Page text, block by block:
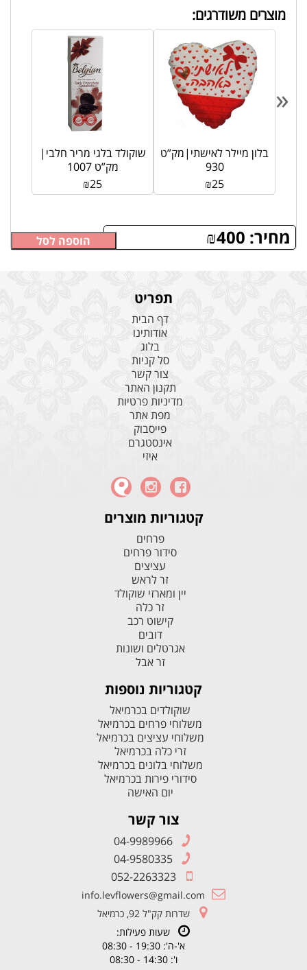
מחיר: ₪400 הוספה לסל
מוצרים משודרגים:
שוקולד בלגי מריר חלבי|
מק”ט 1007
₪25
בלון מיילר לאישתי|מק”ט
930
₪25
«
תפריט
דף הבית
אודותינו
בלוג
סל קניות
צור קשר
תקנון האתר
מדיניות פרטיות
מפת אתר
פייסבוק
אינסטגרם
איזי
קטגוריות מוצרים
פרחים
סידור פרחים
עציצים
זר לראש
יין ומארזי שוקולד
זר כלה
קישוט רכב
דובים
אגרטלים ושונות
זר אבל
קטגוריות נוספות
שוקולדים בכרמיאל
משלוחי פרחים בכרמיאל
משלוחי עציצים בכרמיאל
זרי כלה בכרמיאל
משלוחי בלונים בכרמיאל
סידורי פירות בכרמיאל
יום האישה
צור קשר
04-9989966
04-9580335
052-2263323
info.levflowers@gmail.com
שדרות קק"ל 92, כרמיאל
שעות פעילות:
א'-ה': 19:30 - 08:30
ו': 14:30 - 08:30